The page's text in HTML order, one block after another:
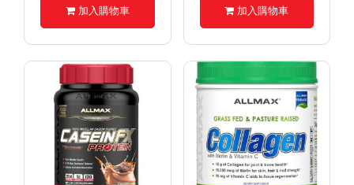
加入購物車 加入購物車